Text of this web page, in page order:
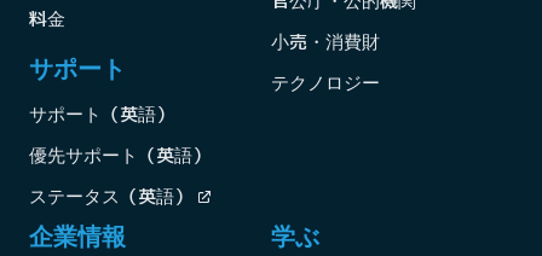
料金
サポート
サポート（英語）
優先サポート（英語）
ステータス（英語）
小売・消費財
テクノロジー
企業情報 学ぶ